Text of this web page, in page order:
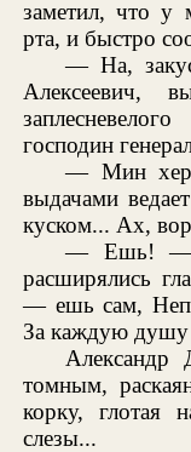
заметил, что у
рта, и быстро
— На,
Алексеевич,
господин
— Мин
выдачами
куском... Ах,
— Ешь! — у
расширялись
— ешь сам,
За каждую душу
Александр
томным,
корку, глотая
слезы...